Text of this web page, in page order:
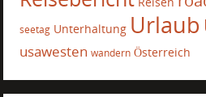
seetag Unterhaltung Urlaub
usawesten wandern Österreich